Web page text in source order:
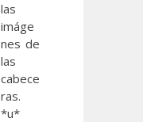
las
imáge
nes de
las
cabece
ras.
*u*